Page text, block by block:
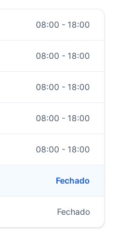
08:00 - 18:00
08:00 - 18:00
08:00 - 18:00
08:00 - 18:00
08:00 - 18:00
Fechado
Fechado